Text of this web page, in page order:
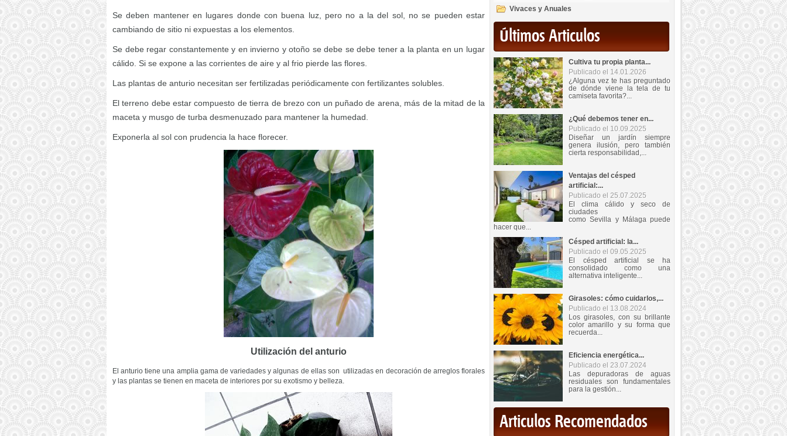
Se deben mantener en lugares donde con buena luz, pero no a la del sol, no se pueden estar
cambiando de sitio ni expuestas a los elementos.
Se debe regar constantemente y en invierno y otoño se debe se debe tener a la planta en un lugar
cálido. Si se expone a las corrientes de aire y al frio pierde las flores.
Las plantas de anturio necesitan ser fertilizadas periódicamente con fertilizantes solubles.
El terreno debe estar compuesto de tierra de brezo con un puñado de arena, más de la mitad de la
maceta y musgo de turba desmenuzado para mantener la humedad.
Exponerla al sol con prudencia la hace florecer.
Utilización del anturio
El anturio tiene una amplia gama de variedades y algunas de ellas son utilizadas en decoración de arreglos florales
y las plantas se tienen en maceta de interiores por su exotismo y belleza.
Vivaces y Anuales
Últimos Articulos
Cultiva tu propia planta...
Publicado el 14.01.2026
¿Alguna vez te has preguntado
de dónde viene la tela de tu
camiseta favorita?...
¿Qué debemos tener en...
Publicado el 10.09.2025
Diseñar un jardín siempre
genera ilusión, pero también
cierta responsabilidad,...
Ventajas del césped
artificial:...
Publicado el 25.07.2025
El clima cálido y seco de
ciudades
como Sevilla y Málaga puede
hacer que...
Césped artificial: la...
Publicado el 09.05.2025
El césped artificial se ha
consolidado como una
alternativa inteligente...
Girasoles: cómo cuidarlos,...
Publicado el 13.08.2024
Los girasoles, con su brillante
color amarillo y su forma que
recuerda...
Eficiencia energética...
Publicado el 23.07.2024
Las depuradoras de aguas
residuales son fundamentales
para la gestión...
Articulos Recomendados